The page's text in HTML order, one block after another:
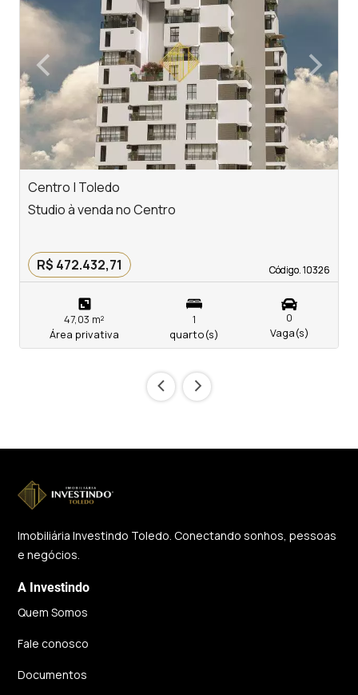
‹Previous ›
Next
Centro | Toledo
Código. 10326
Código. 10326
Studio à venda no Centro
R$ 472.432,71
47,03 m²
Área privativa
1
quarto(s)
0
Vaga(s)
‹ ›
Imobiliária Investindo Toledo. Conectando sonhos, pessoas
e negócios.
A Investindo
Quem Somos
Fale conosco
Documentos